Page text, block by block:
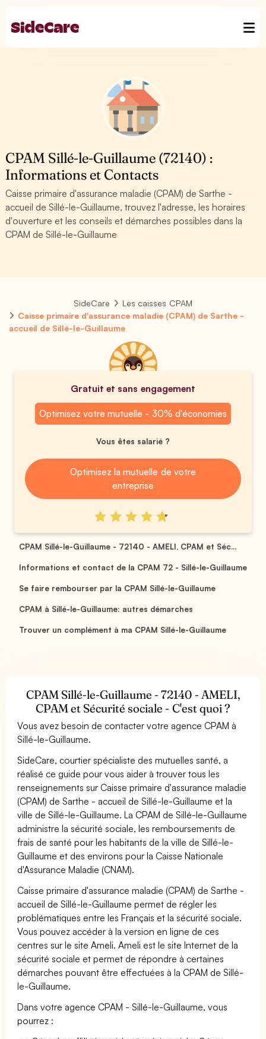
CPAM Sillé-le-Guillaume (72140) :
Informations et Contacts
Caisse primaire d'assurance maladie (CPAM) de Sarthe -
accueil de Sillé-le-Guillaume, trouvez l'adresse, les horaires
d'ouverture et les conseils et démarches possibles dans la
CPAM de Sillé-le-Guillaume
SideCare
Les caisses CPAM
Caisse primaire d'assurance maladie (CPAM) de Sarthe -
accueil de Sillé-le-Guillaume
Gratuit et sans engagement
Optimisez votre mutuelle - 30% d'économies
Vous êtes salarié ?
Optimisez la mutuelle de votre
entreprise
CPAM Sillé-le-Guillaume - 72140 - AMELI, CPAM et Séc...
Informations et contact de la CPAM 72 - Sillé-le-Guillaume
Se faire rembourser par la CPAM Sillé-le-Guillaume
CPAM à Sillé-le-Guillaume: autres démarches
Trouver un complément à ma CPAM Sillé-le-Guillaume
CPAM Sillé-le-Guillaume - 72140 - AMELI,
CPAM et Sécurité sociale - C'est quoi ?
Vous avez besoin de contacter votre agence CPAM à
Sillé-le-Guillaume.
SideCare, courtier spécialiste des mutuelles santé, a
réalisé ce guide pour vous aider à trouver tous les
renseignements sur Caisse primaire d'assurance maladie
(CPAM) de Sarthe - accueil de Sillé-le-Guillaume et la
ville de Sillé-le-Guillaume. La CPAM de Sillé-le-Guillaume
administre la sécurité sociale, les remboursements de
frais de santé pour les habitants de la ville de Sillé-le-
Guillaume et des environs pour la Caisse Nationale
d'Assurance Maladie (CNAM).
Caisse primaire d'assurance maladie (CPAM) de Sarthe -
accueil de Sillé-le-Guillaume permet de régler les
problématiques entre les Français et la sécurité sociale.
Vous pouvez accéder à la version en ligne de ces
centres sur le site Ameli. Ameli est le site Internet de la
sécurité sociale et permet de répondre à certaines
démarches pouvant être effectuées à la CPAM de Sillé-
le-Guillaume.
Dans votre agence CPAM - Sillé-le-Guillaume, vous
pourrez :